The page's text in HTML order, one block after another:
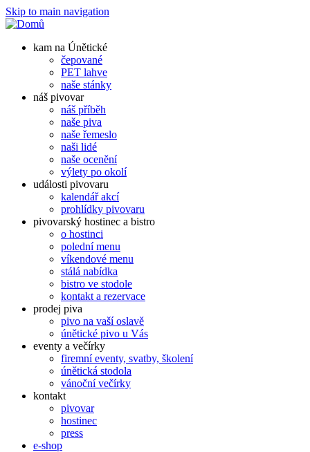
Skip to main navigation
kam na Únětické
čepované
PET lahve
naše stánky
náš pivovar
náš příběh
naše piva
naše řemeslo
naši lidé
naše ocenění
výlety po okolí
události pivovaru
kalendář akcí
prohlídky pivovaru
pivovarský hostinec a bistro
o hostinci
polední menu
víkendové menu
stálá nabídka
bistro ve stodole
kontakt a rezervace
prodej piva
pivo na vaší oslavě
únětické pivo u Vás
eventy a večírky
firemní eventy, svatby, školení
únětická stodola
vánoční večírky
kontakt
pivovar
hostinec
press
e-shop